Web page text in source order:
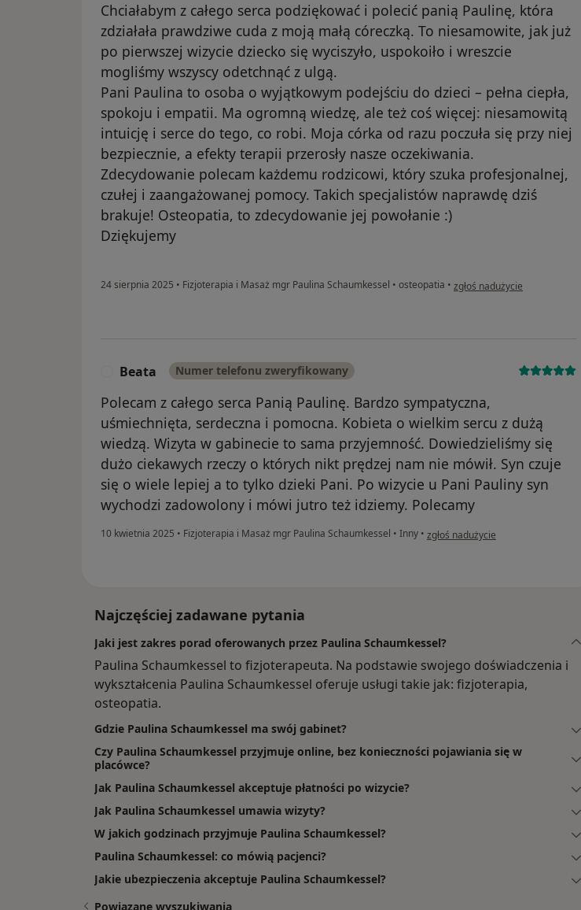
Chciałabym z całego serca podziękować i polecić panią Paulinę, która
zdziałała prawdziwe cuda z moją małą córeczką. To niesamowite, jak już
po pierwszej wizycie dziecko się wyciszyło, uspokoiło i wreszcie
mogliśmy wszyscy odetchnąć z ulgą.
Pani Paulina to osoba o wyjątkowym podejściu do dzieci – pełna ciepła,
spokoju i empatii. Ma ogromną wiedzę, ale też coś więcej: niesamowitą
intuicję i serce do tego, co robi. Moja córka od razu poczuła się przy niej
bezpiecznie, a efekty terapii przerosły nasze oczekiwania.
Zdecydowanie polecam każdemu rodzicowi, który szuka profesjonalnej,
czułej i zaangażowanej pomocy. Takich specjalistów naprawdę dziś
brakuje! Osteopatia, to zdecydowanie jej powołanie :)
Dziękujemy
24 sierpnia 2025 • Fizjoterapia i Masaż mgr Paulina Schaumkessel • osteopatia • w opinii użytkownika Kajka
zgłoś nadużycie
Beata Numer telefonu zweryfikowany
Polecam z całego serca Panią Paulinę. Bardzo sympatyczna,
uśmiechnięta, serdeczna i pomocna. Kobieta o wielkim sercu z dużą
wiedzą. Wizyta w gabinecie to sama przyjemność. Dowiedzieliśmy się
dużo ciekawych rzeczy o których nikt prędzej nam nie mówił. Syn czuje
się o wiele lepiej a to tylko dzieki Pani. Po wizycie u Pani Pauliny syn
wychodzi zadowolony i mówi jutro też idziemy. Polecamy
10 kwietnia 2025 • Fizjoterapia i Masaż mgr Paulina Schaumkessel • Inny • w opinii użytkownika Beata
zgłoś nadużycie
Najczęściej zadawane pytania
Jaki jest zakres porad oferowanych przez Paulina Schaumkessel?
Paulina Schaumkessel to fizjoterapeuta. Na podstawie swojego doświadczenia i
wykształcenia Paulina Schaumkessel oferuje usługi takie jak: fizjoterapia,
osteopatia.
Gdzie Paulina Schaumkessel ma swój gabinet?
Czy Paulina Schaumkessel przyjmuje online, bez konieczności pojawiania się w
placówce?
Jak Paulina Schaumkessel akceptuje płatności po wizycie?
Jak Paulina Schaumkessel umawia wizyty?
W jakich godzinach przyjmuje Paulina Schaumkessel?
Paulina Schaumkessel: co mówią pacjenci?
Jakie ubezpieczenia akceptuje Paulina Schaumkessel?
Powiązane wyszukiwania